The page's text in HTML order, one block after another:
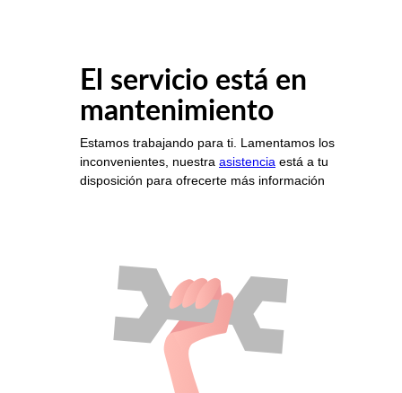
El servicio está en
mantenimiento
Estamos trabajando para ti. Lamentamos los
inconvenientes, nuestra asistencia está a tu
disposición para ofrecerte más información